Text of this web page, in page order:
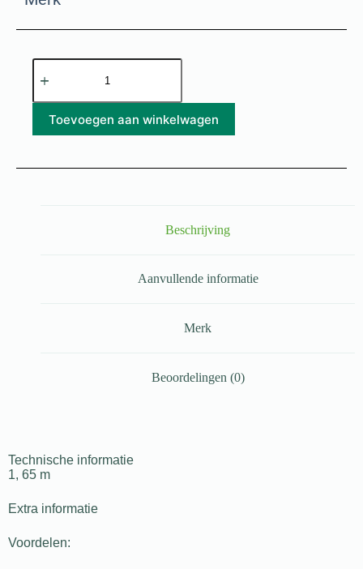
Toevoegen aan winkelwagen
Beschrijving
Aanvullende informatie
Merk
Beoordelingen (0)
Technische informatie
1, 65 m
Extra informatie
Voordelen: